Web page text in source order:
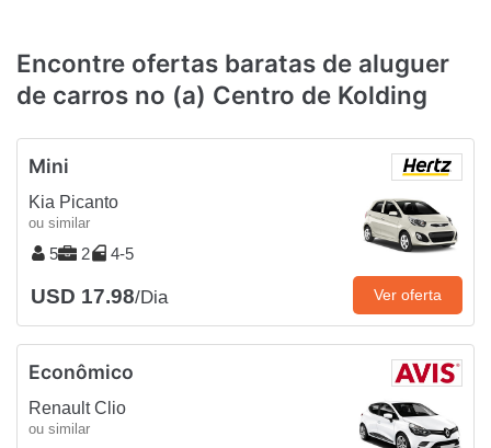
Encontre ofertas baratas de aluguer
de carros no (a) Centro de Kolding
Mini
Kia Picanto
ou similar
5 2 4-5
USD 17.98/Dia Ver oferta
Econômico
Renault Clio
ou similar